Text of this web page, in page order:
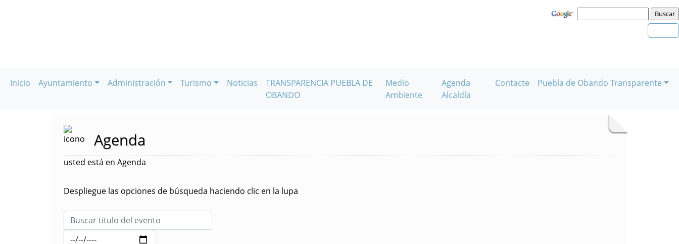
Inicio Ayuntamiento Administración Turismo Noticias
TRANSPARENCIA PUEBLA DE
OBANDO
Medio
Ambiente
Agenda
Alcaldía
Contacte Puebla de Obando Transparente
Agenda
usted está en Agenda
Despliegue las opciones de búsqueda haciendo clic en la lupa